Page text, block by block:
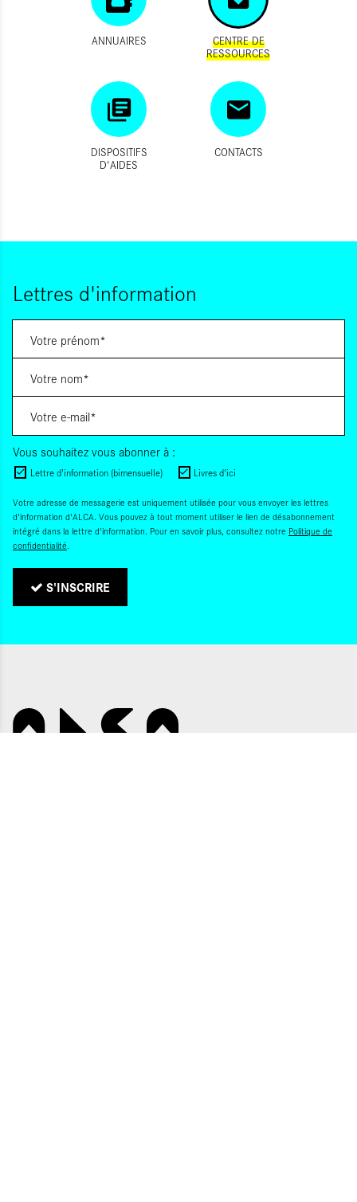
ANNUAIRES
CENTRE DE
RESSOURCES
DISPOSITIFS
D'AIDES
CONTACTS
Lettres d'information
Vous souhaitez vous abonner à :
Lettre d'information (bimensuelle) Livres d'ici
Votre adresse de messagerie est uniquement utilisée pour vous envoyer les lettres
d'information d'ALCA. Vous pouvez à tout moment utiliser le lien de désabonnement
intégré dans la lettre d'information. Pour en savoir plus, consultez notre Politique de
confidentialité.
S'INSCRIRE